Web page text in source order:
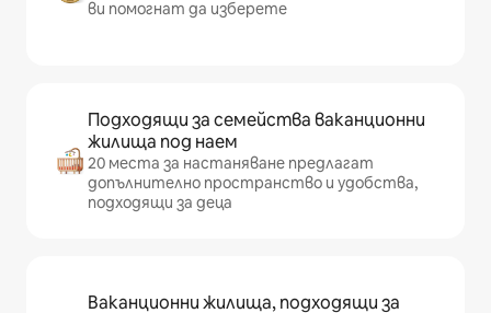
ви помогнат да изберете
Подходящи за семейства ваканционни
жилища под наем
20 места за настаняване предлагат
допълнително пространство и удобства,
подходящи за деца
Ваканционни жилища, подходящи за